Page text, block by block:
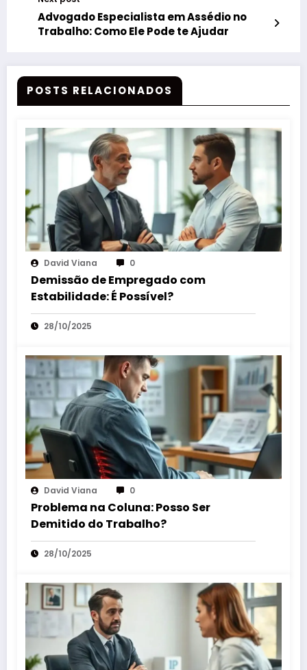
Advogado Especialista em Assédio no
Trabalho: Como Ele Pode te Ajudar
POSTS RELACIONADOS
David Viana 0
Demissão de Empregado com
Estabilidade: É Possível?
28/10/2025
David Viana 0
Problema na Coluna: Posso Ser
Demitido do Trabalho?
28/10/2025